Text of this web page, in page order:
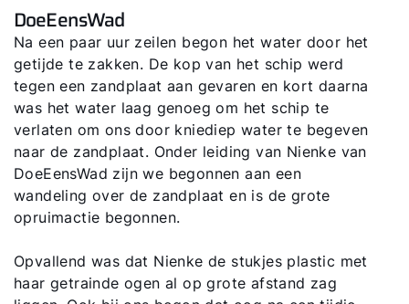
DoeEensWad
Na een paar uur zeilen begon het water door het
getijde te zakken. De kop van het schip werd
tegen een zandplaat aan gevaren en kort daarna
was het water laag genoeg om het schip te
verlaten om ons door kniediep water te begeven
naar de zandplaat. Onder leiding van Nienke van
DoeEensWad zijn we begonnen aan een
wandeling over de zandplaat en is de grote
opruimactie begonnen.
Opvallend was dat Nienke de stukjes plastic met
haar getrainde ogen al op grote afstand zag